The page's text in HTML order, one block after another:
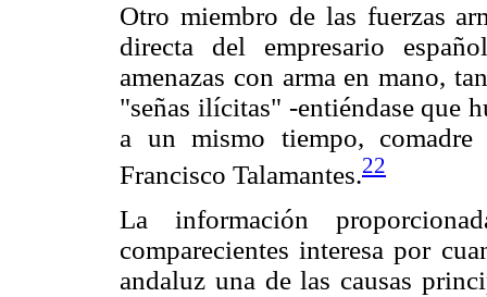
Otro miembro de las fuerzas
directa del empresario
amenazas con arma en mano,
"señas ilícitas" -entiéndase que
a un mismo tiempo,
Francisco Talamantes.22
La información
comparecientes interesa por
andaluz una de las causas